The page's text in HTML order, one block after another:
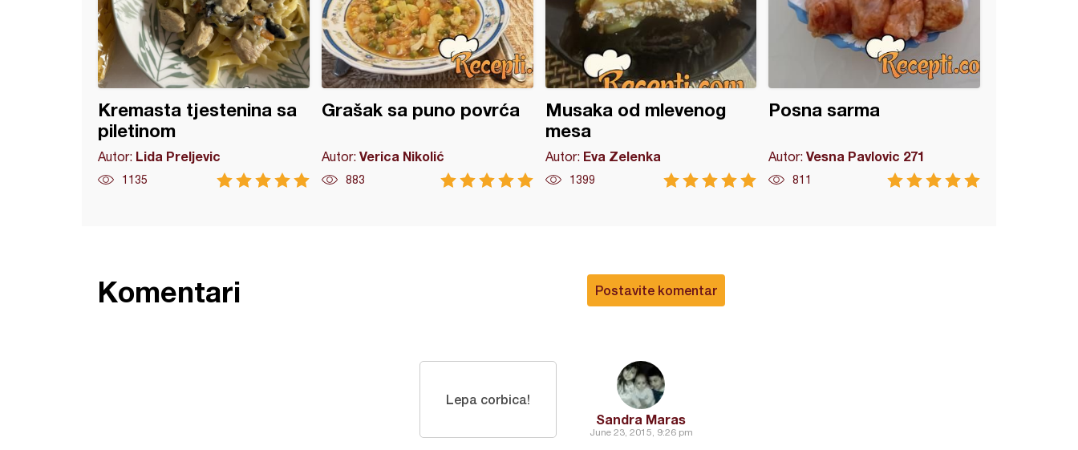
Kremasta tjestenina sa
piletinom
Autor: Lida Preljevic
1135
Grašak sa puno povrća
Autor: Verica Nikolić
883
Musaka od mlevenog
mesa
Autor: Eva Zelenka
1399
Posna sarma
Autor:Vesna Pavlovic 271
811
Postavite komentar
Komentari
Sandra Maras
June 23, 2015, 9:26 pm
Lepa corbica!